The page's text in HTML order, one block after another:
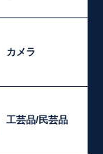
カメラ
工芸品/民芸品